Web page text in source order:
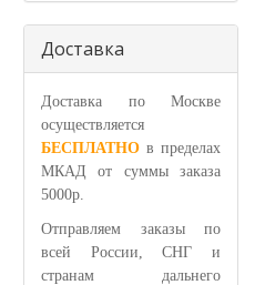
Доставка
Доставка по Москве
осуществляется
БЕСПЛАТНО в пределах
МКАД от суммы заказа
5000р.
Отправляем заказы по
всей России, СНГ и
странам дальнего